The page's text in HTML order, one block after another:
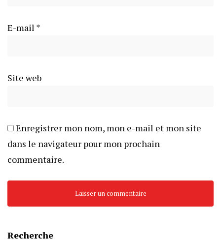
E-mail *
Site web
Enregistrer mon nom, mon e-mail et mon site
dans le navigateur pour mon prochain
commentaire.
Recherche